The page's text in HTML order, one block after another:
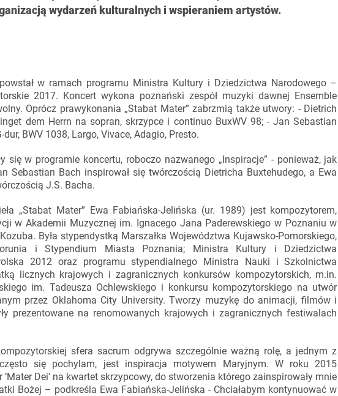
wydarzeń kulturalnych i wspieraniem artystów.
w ramach programu Ministra Kultury i Dziedzictwa Narodowego –
2017. Koncert wykona poznański zespół muzyki dawnej Ensemble
Oprócz prawykonania „Stabat Mater” zabrzmią także utwory: - Dietrich
dem Herrn na sopran, skrzypce i continuo BuxWV 98; - Jan Sebastian
BWV 1038, Largo, Vivace, Adagio, Presto.
się w programie koncertu, roboczo nazwanego „Inspiracje” - ponieważ, jak
Sebastian Bach inspirował się twórczością Dietricha Buxtehudego, a Ewa
J.S. Bacha.
„Stabat Mater” Ewa Fabiańska-Jelińska (ur. 1989) jest kompozytorem,
w Akademii Muzycznej im. Ignacego Jana Paderewskiego w Poznaniu w
Była stypendystką Marszałka Województwa Kujawsko-Pomorskiego,
i Stypendium Miasta Poznania; Ministra Kultury i Dziedzictwa
2012 oraz programu stypendialnego Ministra Nauki i Szkolnictwa
licznych krajowych i zagranicznych konkursów kompozytorskich, m.in.
im. Tadeusza Ochlewskiego i konkursu kompozytorskiego na utwór
przez Oklahoma City University. Tworzy muzykę do animacji, filmów i
prezentowane na renomowanych krajowych i zagranicznych festiwalach
sfera sacrum odgrywa szczególnie ważną rolę, a jednym z
się pochylam, jest inspiracja motywem Maryjnym. W roku 2015
Dei’ na kwartet skrzypcowy, do stworzenia którego zainspirowały mnie
Bożej – podkreśla Ewa Fabiańska-Jelińska - Chciałabym kontynuować w